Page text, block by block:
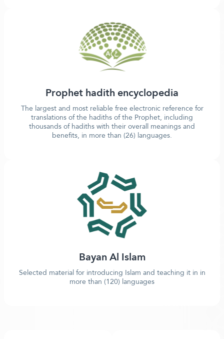
Prophet hadith encyclopedia
The largest and most reliable free electronic reference for
translations of the hadiths of the Prophet, including
thousands of hadiths with their overall meanings and
benefits, in more than (26) languages.
Bayan Al Islam
Selected material for introducing Islam and teaching it in in
more than (120) languages